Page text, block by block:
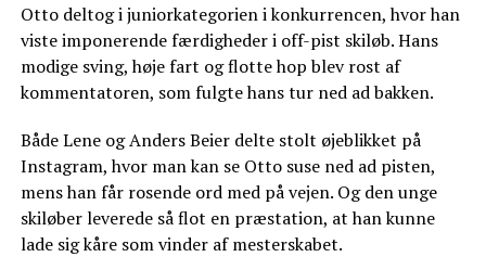
Otto deltog i juniorkategorien i konkurrencen, hvor han
viste imponerende færdigheder i off-pist skiløb. Hans
modige sving, høje fart og flotte hop blev rost af
kommentatoren, som fulgte hans tur ned ad bakken.
Både Lene og Anders Beier delte stolt øjeblikket på
Instagram, hvor man kan se Otto suse ned ad pisten,
mens han får rosende ord med på vejen. Og den unge
skiløber leverede så flot en præstation, at han kunne
lade sig kåre som vinder af mesterskabet.